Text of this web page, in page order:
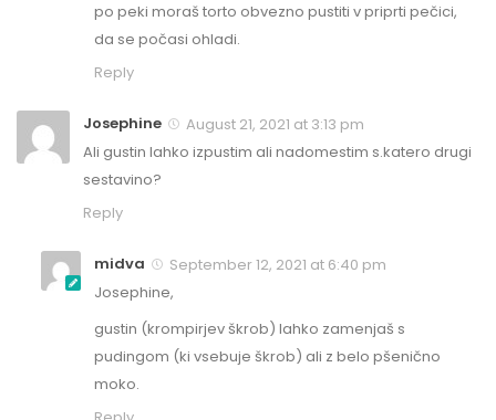
po peki moraš torto obvezno pustiti v priprti pečici,
da se počasi ohladi.
Reply
Josephine
August 21, 2021 at 3:13 pm
Ali gustin lahko izpustim ali nadomestim s.katero drugi
sestavino?
Reply
midva
September 12, 2021 at 6:40 pm
Josephine,
gustin (krompirjev škrob) lahko zamenjaš s
pudingom (ki vsebuje škrob) ali z belo pšenično
moko.